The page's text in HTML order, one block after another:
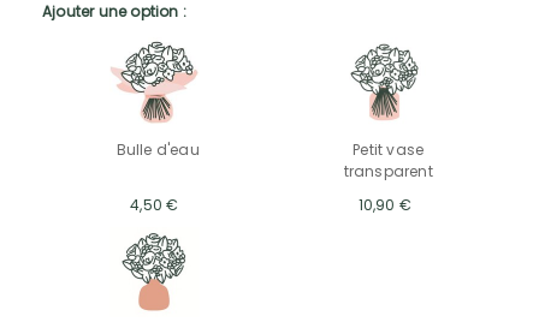
Ajouter une option :
Bulle d'eau
4,50 €
Petit vase
transparent
10,90 €